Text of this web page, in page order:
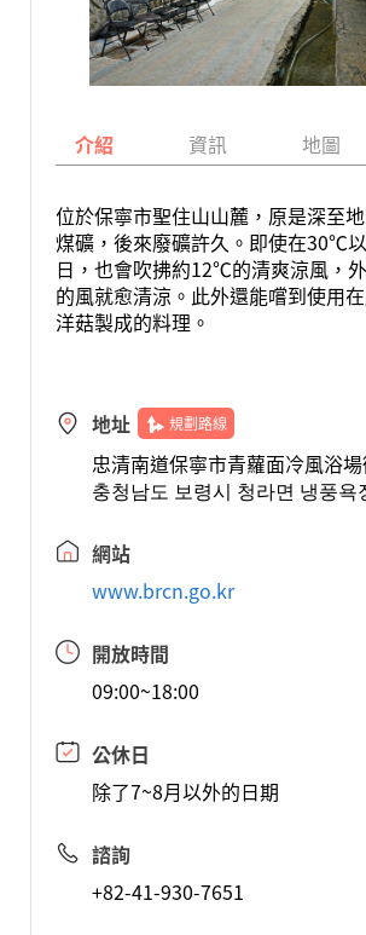
介紹 資訊 地圖
位於保寧市聖住山山麓，原是深至
煤礦，後來廢礦許久。即使在30℃
日，也會吹拂約12℃的清爽涼風，
的風就愈清涼。此外還能嚐到使用
洋菇製成的料理。
地址 規劃路線
忠清南道保寧市青蘿面冷風浴
충청남도 보령시 청라면 냉풍욕
網站
www.brcn.go.kr
開放時間
09:00~18:00
公休日
除了7~8月以外的日期
諮詢
+82-41-930-7651